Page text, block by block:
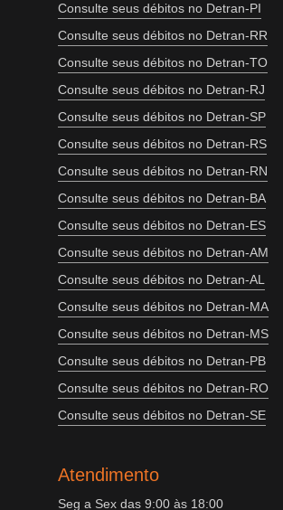
Consulte seus débitos no Detran-PI
Consulte seus débitos no Detran-RR
Consulte seus débitos no Detran-TO
Consulte seus débitos no Detran-RJ
Consulte seus débitos no Detran-SP
Consulte seus débitos no Detran-RS
Consulte seus débitos no Detran-RN
Consulte seus débitos no Detran-BA
Consulte seus débitos no Detran-ES
Consulte seus débitos no Detran-AM
Consulte seus débitos no Detran-AL
Consulte seus débitos no Detran-MA
Consulte seus débitos no Detran-MS
Consulte seus débitos no Detran-PB
Consulte seus débitos no Detran-RO
Consulte seus débitos no Detran-SE
Atendimento
Seg a Sex das 9:00 às 18:00